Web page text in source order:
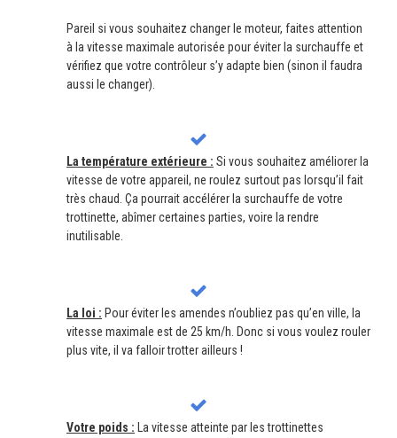
Pareil si vous souhaitez changer le moteur, faites attention
à la vitesse maximale autorisée pour éviter la surchauffe et
vérifiez que votre contrôleur s’y adapte bien (sinon il faudra
aussi le changer).
La température extérieure : Si vous souhaitez améliorer la
vitesse de votre appareil, ne roulez surtout pas lorsqu’il fait
très chaud. Ça pourrait accélérer la surchauffe de votre
trottinette, abîmer certaines parties, voire la rendre
inutilisable.
La loi : Pour éviter les amendes n’oubliez pas qu’en ville, la
vitesse maximale est de 25 km/h. Donc si vous voulez rouler
plus vite, il va falloir trotter ailleurs !
Votre poids : La vitesse atteinte par les trottinettes